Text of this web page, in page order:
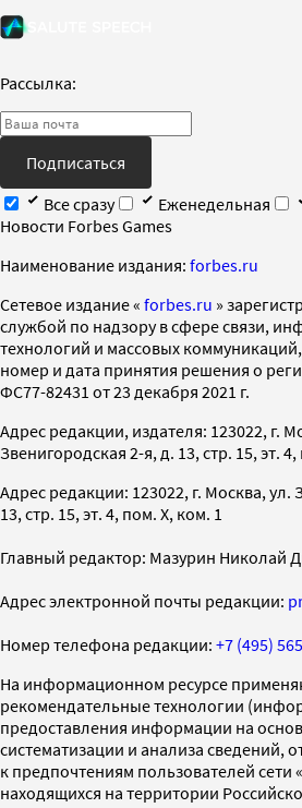
Рассылка:
Подписаться
Все сразу
Еженедельная
Новости Forbes Games
Наименование издания: forbes.ru
Cетевое издание « forbes.ru »
службой по надзору в сфере связи,
технологий и массовых
номер и дата принятия решения о
ФС77-82431 от 23 декабря 2021 г.
Адрес редакции, издателя: 123022, г.
Звенигородская 2-я, д. 13, стр. 15, эт.
Адрес редакции: 123022, г. Москва, ул.
13, стр. 15, эт. 4, пом. X, ком. 1
Главный редактор: Мазурин Николай
Адрес электронной почты редакции:
Номер телефона редакции: +7 (495)
На информационном ресурсе
рекомендательные технологии
предоставления информации на
систематизации и анализа сведений,
к предпочтениям пользователей сети
находящихся на территории